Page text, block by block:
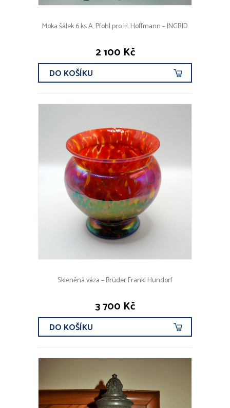
Moka šálek 6 ks A. Pfohl pro H. Hoffmann – INGRID
2 100 Kč
DO KOŠÍKU
Skleněná váza – Brüder Frankl Hundorf
3 700 Kč
DO KOŠÍKU